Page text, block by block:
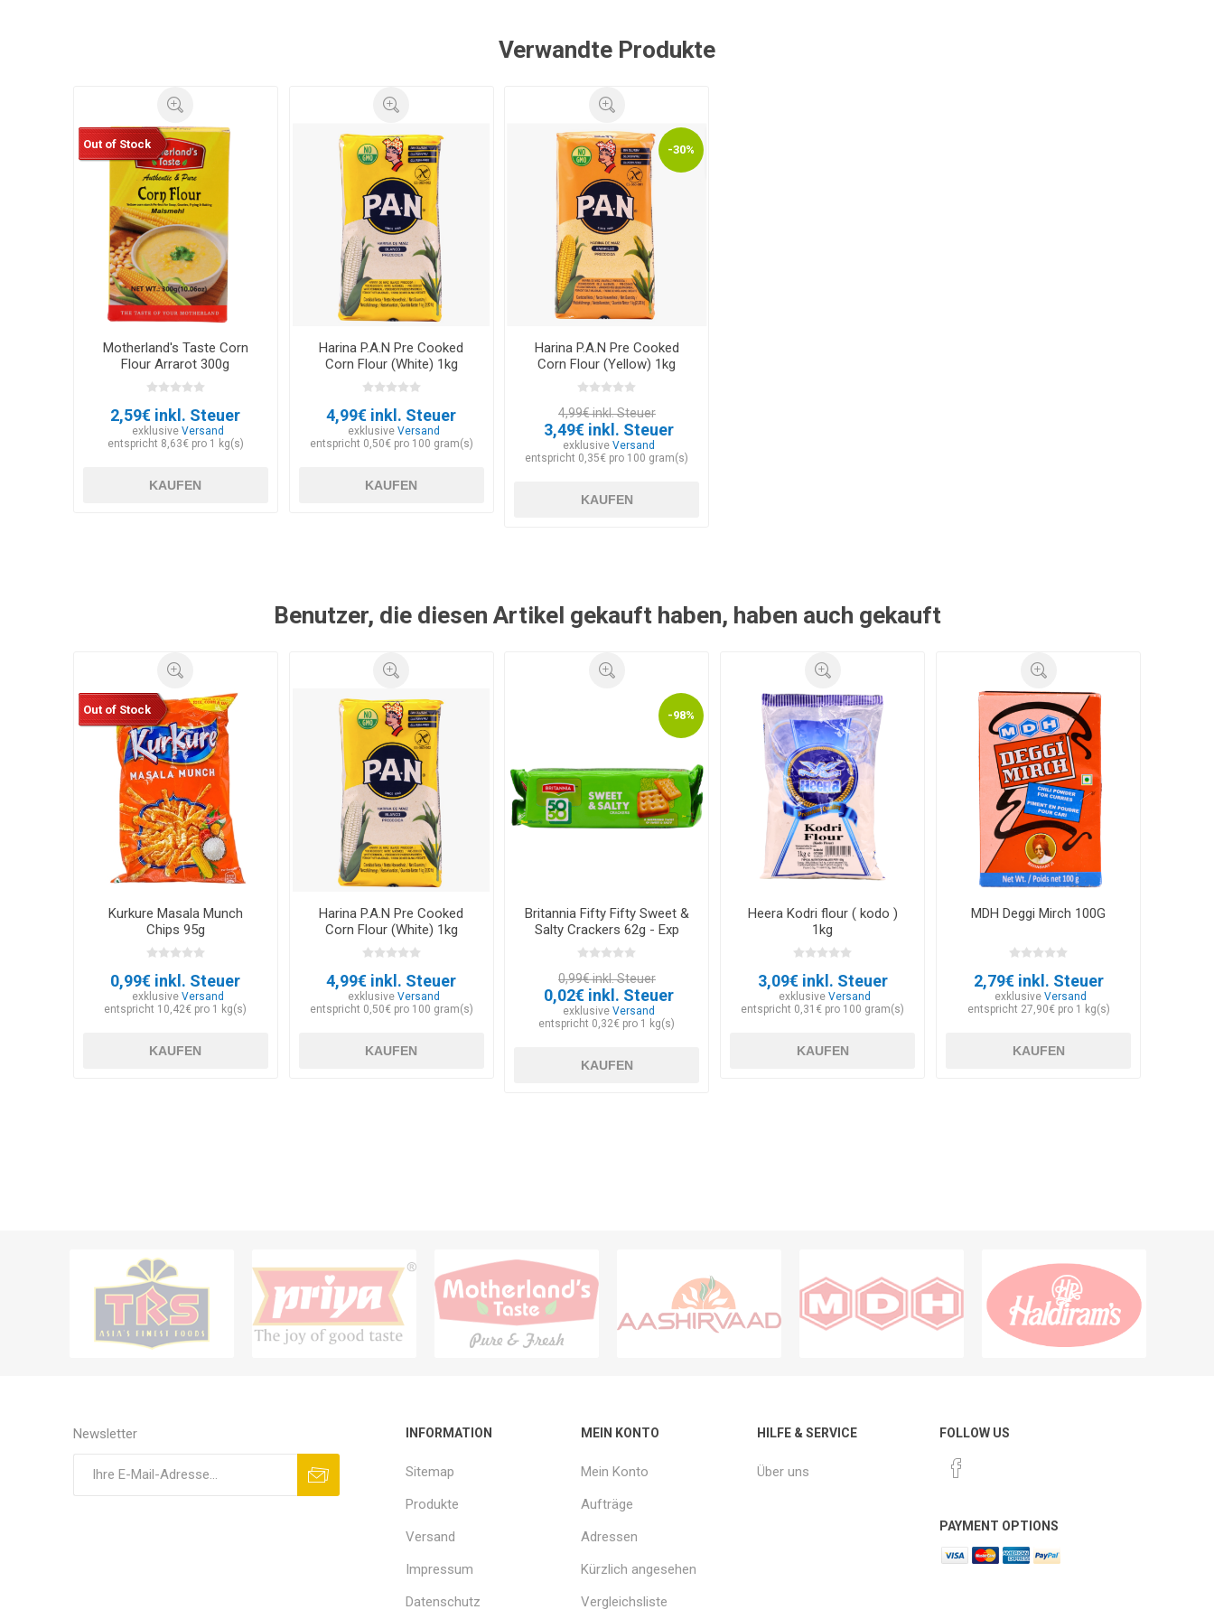
Verwandte Produkte
Out of Stock
Motherland's Taste Corn
Flour Arrarot 300g
2,59€ inkl. Steuer
exklusive Versand
entspricht 8,63€ pro 1 kg(s)
KAUFEN
Harina P.A.N Pre Cooked
Corn Flour (White) 1kg
4,99€ inkl. Steuer
exklusive Versand
entspricht 0,50€ pro 100 gram(s)
KAUFEN
-30%
Harina P.A.N Pre Cooked
Corn Flour (Yellow) 1kg
4,99€ inkl. Steuer
3,49€ inkl. Steuer
exklusiveVersand
entspricht 0,35€ pro 100 gram(s)
KAUFEN
Benutzer, die diesen Artikel gekauft haben, haben auch gekauft
Out of Stock
Kurkure Masala Munch
Chips 95g
0,99€ inkl. Steuer
exklusive Versand
entspricht 10,42€ pro 1 kg(s)
KAUFEN
Harina P.A.N Pre Cooked
Corn Flour (White) 1kg
4,99€ inkl. Steuer
exklusive Versand
entspricht 0,50€ pro 100 gram(s)
KAUFEN
-98%
Britannia Fifty Fifty Sweet &
Salty Crackers 62g - Exp
12.03.2026
0,99€ inkl. Steuer
0,02€ inkl. Steuer
exklusiveVersand
entspricht 0,32€ pro 1 kg(s)
KAUFEN
Heera Kodri flour ( kodo )
1kg
3,09€ inkl. Steuer
exklusiveVersand
entspricht 0,31€ pro 100 gram(s)
KAUFEN
MDH Deggi Mirch 100G
2,79€ inkl. Steuer
exklusiveVersand
entspricht 27,90€ pro 1 kg(s)
KAUFEN
Newsletter INFORMATION
Sitemap
Produkte
Versand
Impressum
Datenschutz
MEIN KONTO
Mein Konto
Aufträge
Adressen
Kürzlich angesehen
Vergleichsliste
HILFE & SERVICE
Über uns
FOLLOW US
PAYMENT OPTIONS